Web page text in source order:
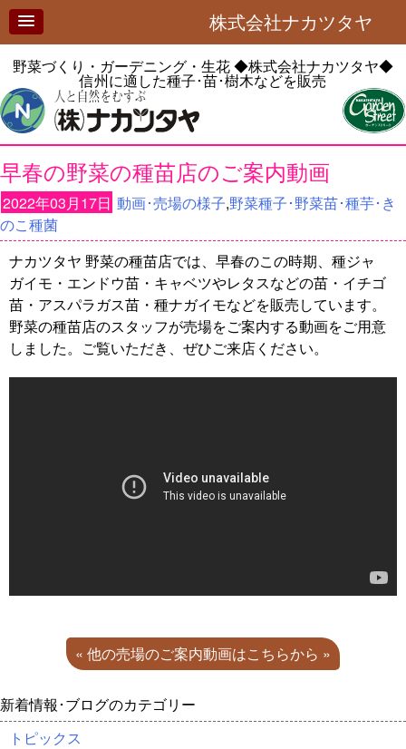
株式会社ナカツタヤ
野菜づくり・ガーデニング・生花◆株式会社ナカツタヤ◆
信州に適した種子･苗･樹木などを販売
早春の野菜の種苗店のご案内動画
2022年03月17日 動画･売場の様子,野菜種子･野菜苗･種芋･き
のこ種菌
ナカツタヤ 野菜の種苗店では、早春のこの時期、種ジャ
ガイモ・エンドウ苗・キャベツやレタスなどの苗・イチゴ
苗・アスパラガス苗・種ナガイモなどを販売しています。
野菜の種苗店のスタッフが売場をご案内する動画をご用意
しました。ご覧いただき、ぜひご来店ください。
« 他の売場のご案内動画はこちらから »
新着情報･ブログのカテゴリー
トピックス